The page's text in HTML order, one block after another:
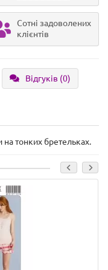
Сотні задоволених
клієнтів
Відгуків (0)
на тонких бретельках.